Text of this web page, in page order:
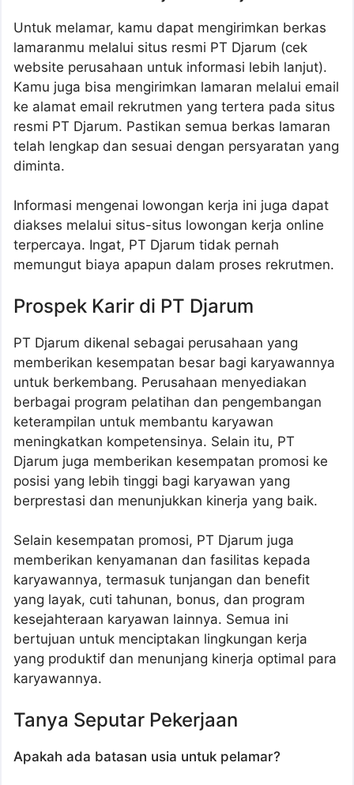
Untuk melamar, kamu dapat mengirimkan berkas
lamaranmu melalui situs resmi PT Djarum (cek
website perusahaan untuk informasi lebih lanjut).
Kamu juga bisa mengirimkan lamaran melalui email
ke alamat email rekrutmen yang tertera pada situs
resmi PT Djarum. Pastikan semua berkas lamaran
telah lengkap dan sesuai dengan persyaratan yang
diminta.
Informasi mengenai lowongan kerja ini juga dapat
diakses melalui situs-situs lowongan kerja online
terpercaya. Ingat, PT Djarum tidak pernah
memungut biaya apapun dalam proses rekrutmen.
Prospek Karir di PT Djarum
PT Djarum dikenal sebagai perusahaan yang
memberikan kesempatan besar bagi karyawannya
untuk berkembang. Perusahaan menyediakan
berbagai program pelatihan dan pengembangan
keterampilan untuk membantu karyawan
meningkatkan kompetensinya. Selain itu, PT
Djarum juga memberikan kesempatan promosi ke
posisi yang lebih tinggi bagi karyawan yang
berprestasi dan menunjukkan kinerja yang baik.
Selain kesempatan promosi, PT Djarum juga
memberikan kenyamanan dan fasilitas kepada
karyawannya, termasuk tunjangan dan benefit
yang layak, cuti tahunan, bonus, dan program
kesejahteraan karyawan lainnya. Semua ini
bertujuan untuk menciptakan lingkungan kerja
yang produktif dan menunjang kinerja optimal para
karyawannya.
Tanya Seputar Pekerjaan
Apakah ada batasan usia untuk pelamar?